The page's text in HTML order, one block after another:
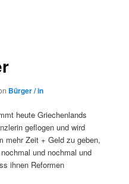
Bürger / in
heute Griechenlands
geflogen und wird
mehr Zeit + Geld zu geben,
und nochmal und
ihnen Reformen